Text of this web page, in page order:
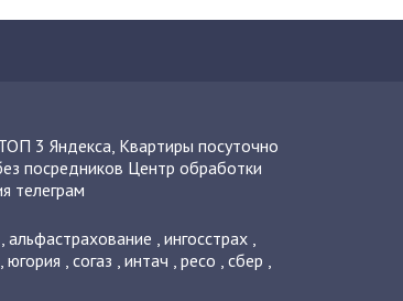
3 Яндекса, Квартиры посуточно
посредников Центр обработки
телеграм
альфастрахование , ингосстрах,
, югория , согаз , интач , ресо , сбер ,